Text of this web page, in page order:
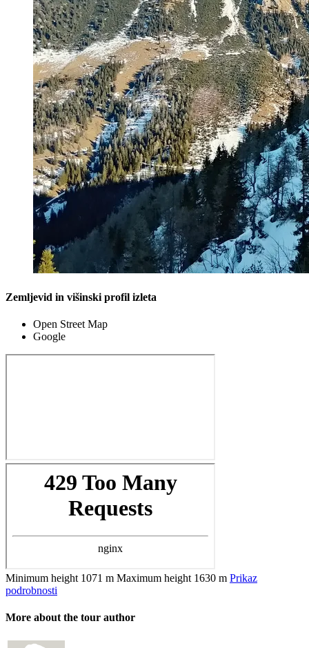
Zemljevid in višinski profil izleta
Open Street Map
Google
Minimum height 1071 m Maximum height 1630 m Prikaz
podrobnosti
More about the tour author